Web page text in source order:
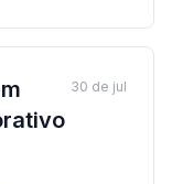
30 de jul